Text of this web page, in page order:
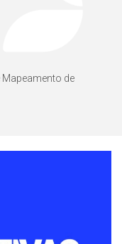
Mapeamento de